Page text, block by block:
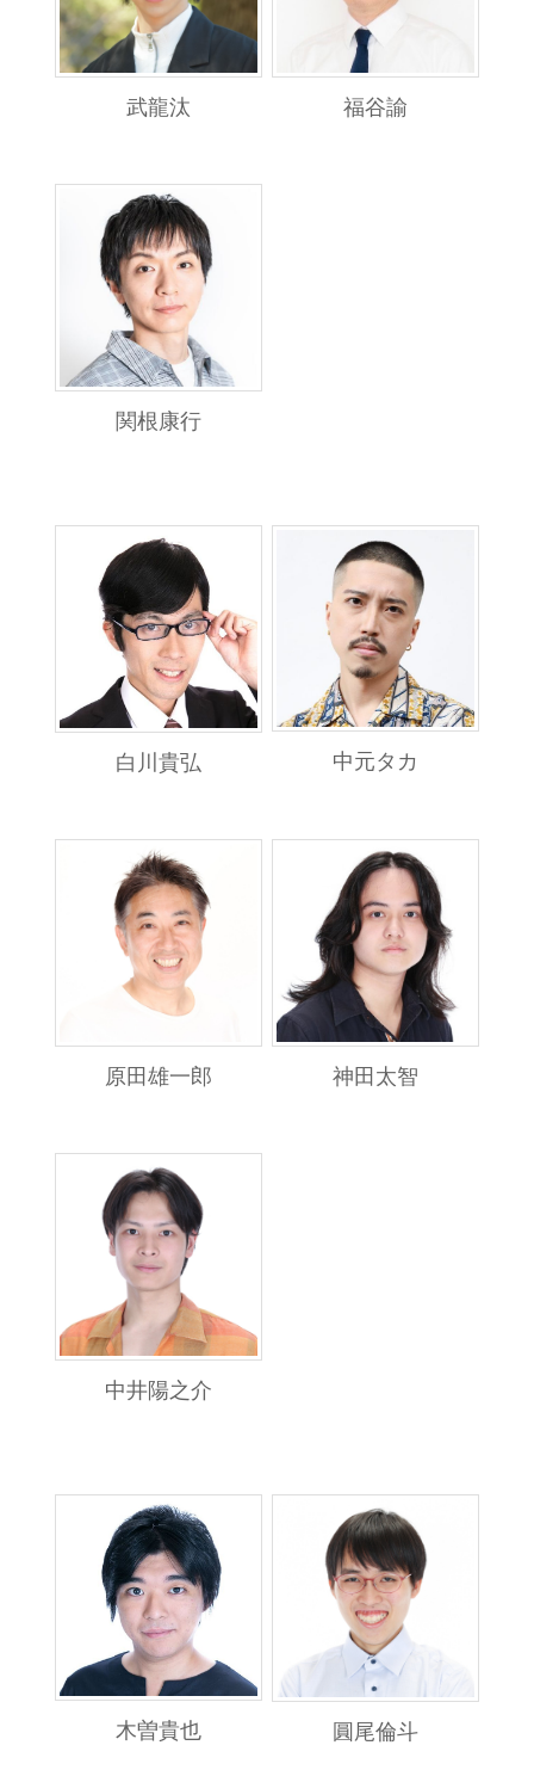
武龍汰 福谷諭
関根康行
白川貴弘 中元タカ
原田雄一郎 神田太智
中井陽之介
木曽貴也 圓尾倫斗